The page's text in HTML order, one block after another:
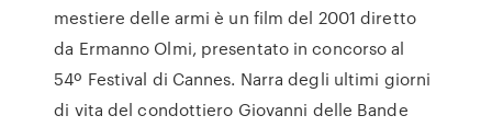
mestiere delle armi è un film del 2001 diretto
da Ermanno Olmi, presentato in concorso al
54º Festival di Cannes. Narra degli ultimi giorni
di vita del condottiero Giovanni delle Bande